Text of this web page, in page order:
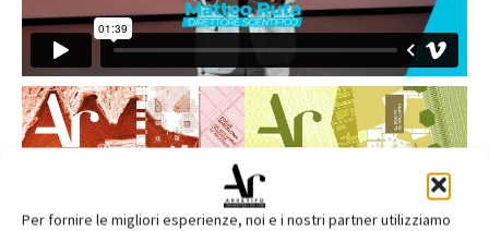
Per fornire le migliori esperienze, noi e i nostri partner utilizziamo